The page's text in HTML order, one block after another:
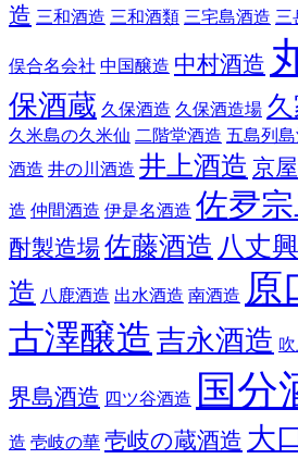
造 三和酒造 三和酒類 三宅島酒造 三
俣合名会社 中国醸造 中村酒造
保酒蔵 久保酒造 久保酒造場
久米島の久米仙 二階堂酒造 五島列
酒造 井の川酒造 井上酒造 京
造 仲間酒造 伊是名酒造 佐夛
酎製造場佐藤酒造 八丈
造 八鹿酒造 出水酒造 南酒造 原
古澤醸造 吉永酒造
界島酒造 四ツ谷酒造 国分
造 壱岐の華 壱岐の蔵酒造 大